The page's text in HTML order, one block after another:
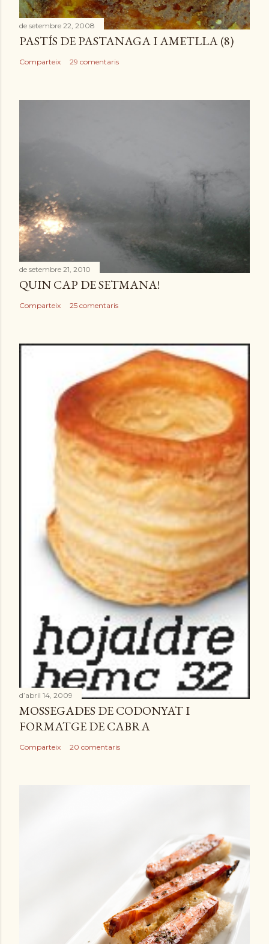
r
a
d
a
de setembre 22, 2008
PASTÍS DE PASTANAGA I AMETLLA (8)
Comparteix 29 comentaris
de setembre 21, 2010
QUIN CAP DE SETMANA!
Comparteix 25 comentaris
d’abril 14, 2009
MOSSEGADES DE CODONYAT I
FORMATGE DE CABRA
Comparteix 20 comentaris